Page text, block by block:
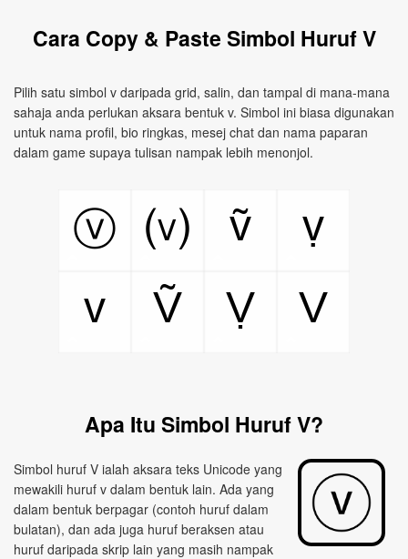
Cara Copy & Paste Simbol Huruf V
Pilih satu simbol v daripada grid, salin, dan tampal di mana-mana
sahaja anda perlukan aksara bentuk v. Simbol ini biasa digunakan
untuk nama profil, bio ringkas, mesej chat dan nama paparan
dalam game supaya tulisan nampak lebih menonjol.
ⓥ ⒱ ṽ
ṿ
v
Ṽ Ṿ V
Apa Itu Simbol Huruf V?
Simbol huruf V ialah aksara teks Unicode yang
mewakili huruf v dalam bentuk lain. Ada yang
dalam bentuk berpagar (contoh huruf dalam
bulatan), dan ada juga huruf beraksen atau
huruf daripada skrip lain yang masih nampak